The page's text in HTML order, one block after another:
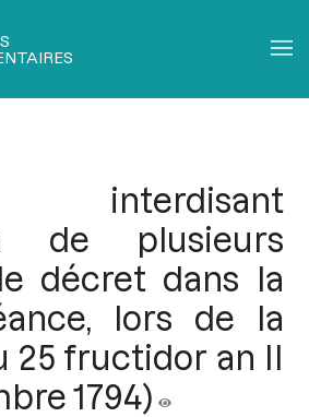
interdisant
de plusieurs
décret dans la
lors de la
25 fructidor an II
1794)